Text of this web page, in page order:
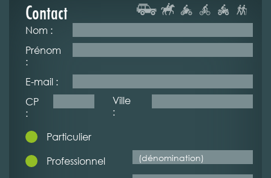
Contact
Nom :
Prénom
:
E-mail :
CP
:
Ville
:
Particulier
Professionnel